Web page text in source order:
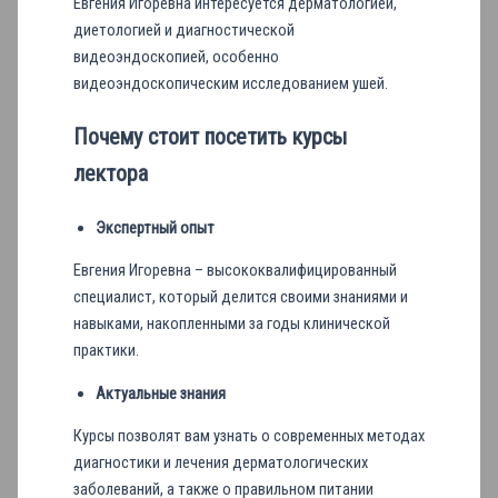
диетологией и диагностической
видеоэндоскопией, особенно
видеоэндоскопическим исследованием ушей.
Почему стоит посетить курсы
лектора
Экспертный опыт
Евгения Игоревна – высококвалифицированный
специалист, который делится своими знаниями и
навыками, накопленными за годы клинической
практики.
Актуальные знания
Курсы позволят вам узнать о современных методах
диагностики и лечения дерматологических
заболеваний, а также о правильном питании